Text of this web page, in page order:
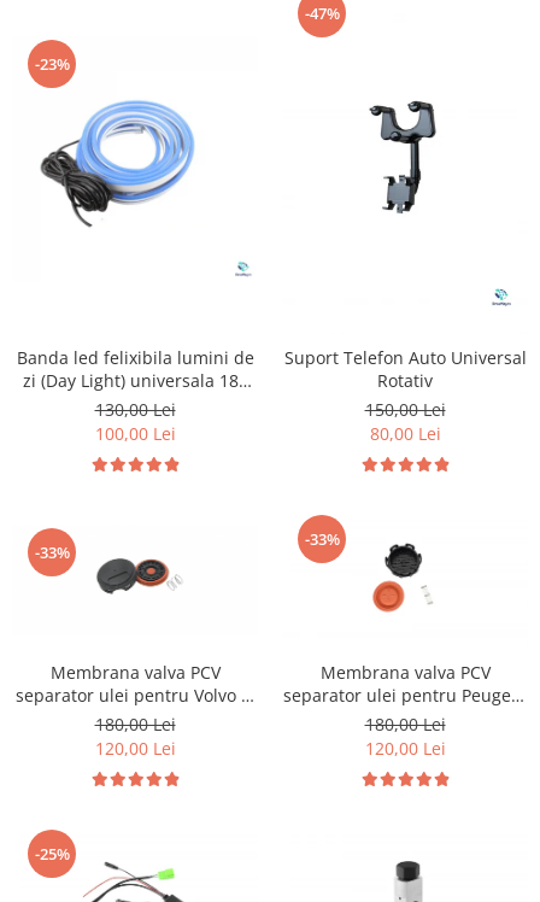
-23%
Banda led felixibila lumini de
zi (Day Light) universala 180
cm
130,00 Lei
100,00 Lei
-47%
Suport Telefon Auto Universal
Rotativ
150,00 Lei
80,00 Lei
-33%
Membrana valva PCV
separator ulei pentru Volvo si
Land Rover
180,00 Lei
120,00 Lei
-33%
Membrana valva PCV
separator ulei pentru Peugeot
1.6 HDI
180,00 Lei
120,00 Lei
-25%